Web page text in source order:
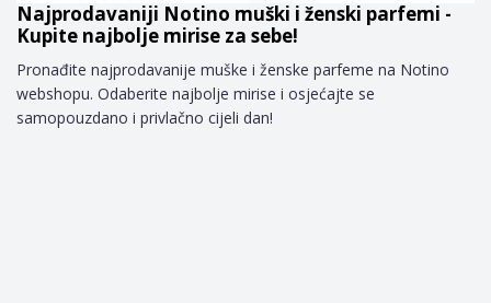
Najprodavaniji Notino muški i ženski parfemi -
Kupite najbolje mirise za sebe!
Pronađite najprodavanije muške i ženske parfeme na Notino
webshopu. Odaberite najbolje mirise i osjećajte se
samopouzdano i privlačno cijeli dan!